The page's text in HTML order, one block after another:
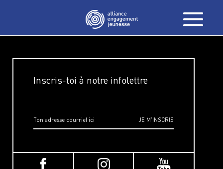
Inscris-toi à notre infolettre